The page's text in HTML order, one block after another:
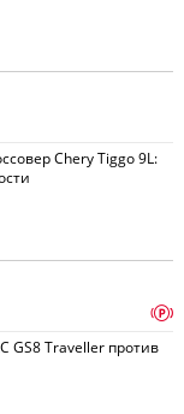
Chery Tiggo 9L:
GS8 Traveller против
p